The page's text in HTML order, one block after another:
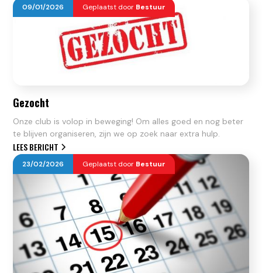
09/01/2026 Geplaatst door Bestuur
Gezocht
Onze club is volop in beweging! Om alles goed en nog beter
te blijven organiseren, zijn we op zoek naar extra hulp.
LEES BERICHT
23/02/2026 Geplaatst door Bestuur